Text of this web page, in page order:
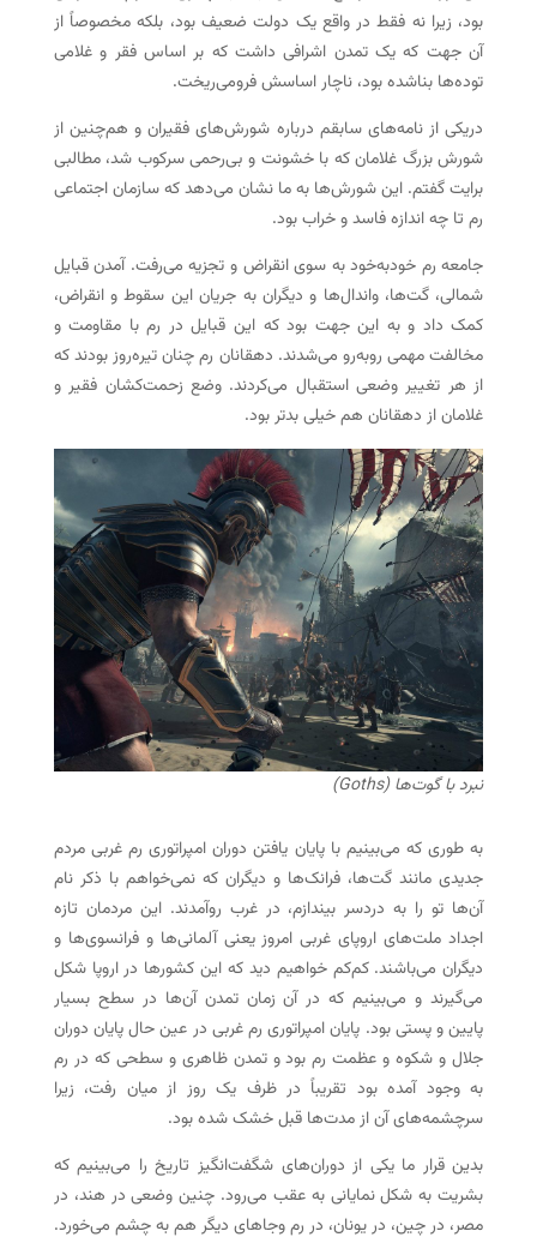
بود، زیرا نه فقط در واقع یک دولت ضعیف بود، بلکه مخصوصاً از
آن جهت که یک تمدن اشرافی داشت که بر اساس فقر و غلامی
توده‌ها بناشده بود، ناچار اساسش فرومی‌ریخت.
دریکی از نامه‌های سابقم درباره شورش‌های فقیران و هم‌چنین از
شورش بزرگ غلامان که با خشونت و بی‌رحمی سرکوب شد، مطالبی
برایت گفتم. این شورش‌ها به ما نشان می‌دهد که سازمان اجتماعی
رم تا چه اندازه فاسد و خراب بود.
جامعه رم خودبه‌خود به سوی انقراض و تجزیه می‌رفت. آمدن قبایل
شمالی، گت‌ها، واندال‌ها و دیگران به جریان این سقوط و انقراض،
کمک داد و به این جهت بود که این قبایل در رم با مقاومت و
مخالفت مهمی روبه‌رو می‌شدند. دهقانان رم چنان تیره‌روز بودند که
از هر تغییر وضعی استقبال می‌کردند. وضع زحمت‌کشان فقیر و
غلامان از دهقانان هم خیلی بدتر بود.
نبرد با گوت‌ها (Goths)
به طوری که می‌بینیم با پایان یافتن دوران امپراتوری رم غربی مردم
جدیدی مانند گت‌ها، فرانک‌ها و دیگران که نمی‌خواهم با ذکر نام
آن‌ها تو را به دردسر بیندازم، در غرب روآمدند. این مردمان تازه
اجداد ملت‌های اروپای غربی امروز یعنی آلمانی‌ها و فرانسوی‌ها و
دیگران می‌باشند. کم‌کم خواهیم دید که این کشورها در اروپا شکل
می‌گیرند و می‌بینیم که در آن زمان تمدن آن‌ها در سطح بسیار
پایین و پستی بود. پایان امپراتوری رم غربی در عین حال پایان دوران
جلال و شکوه و عظمت رم بود و تمدن ظاهری و سطحی که در رم
به وجود آمده بود تقریباً در ظرف یک روز از میان رفت، زیرا
سرچشمه‌های آن از مدت‌ها قبل خشک شده بود.
بدین قرار ما یکی از دوران‌های شگفت‌انگیز تاریخ را می‌بینیم که
بشریت به شکل نمایانی به عقب می‌رود. چنین وضعی در هند، در
مصر، در چین، در یونان، در رم وجاهای دیگر هم به چشم می‌خورد.